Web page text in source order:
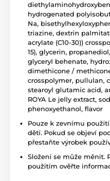
hydrogenated
Na,
triazine, dextrin
acrylate (C10-30))
15), glycerin,
glyceryl behenate,
dimethicone /
crosspolymer, pullulan,
stearoyl glutamic acid,
ROYA Le jelly extract,
phenoxyethanol, flavor
Pouze k zevnímu
dětí. Pokud se objeví
přestaňte výrobek
Složení se může měnit.
použitím ověřte